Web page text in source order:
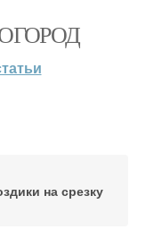
на срезку